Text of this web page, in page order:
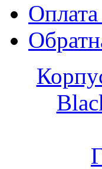
Оплата